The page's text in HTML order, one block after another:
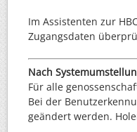
Im Assistenten zur
Zugangsdaten
Nach
Für alle
Bei der
geändert werden.